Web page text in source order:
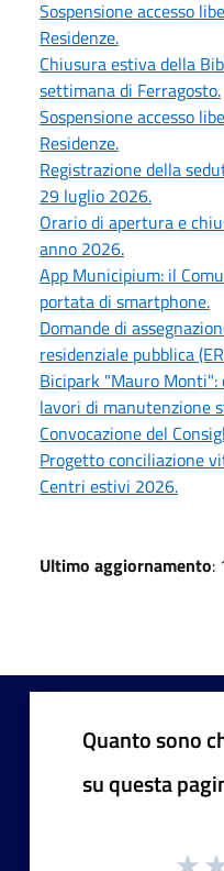
Sospensione accesso
Residenze.
Chiusura estiva della
settimana di Ferragosto.
Sospensione accesso
Residenze.
Registrazione della
29 luglio 2026.
Orario di apertura e
anno 2026.
App Municipium: il
portata di smartphone.
Domande di
residenziale pubblica
Bicipark "Mauro
lavori di manutenzione
Convocazione del
Progetto conciliazione
Centri estivi 2026.
Ultimo aggiornamento:
Quanto sono
su questa